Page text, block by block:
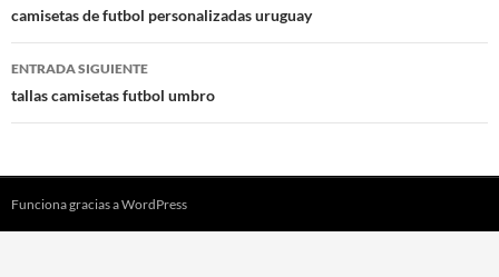
de
entradas
camisetas de futbol personalizadas uruguay
ENTRADA SIGUIENTE
tallas camisetas futbol umbro
Funciona gracias a WordPress